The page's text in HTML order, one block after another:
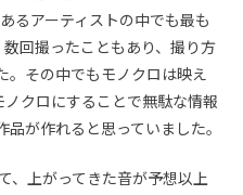
るアーティストの中でも最も
回撮ったこともあり、撮り方
。その中でもモノクロは映え
クロにすることで無駄な情報
が作れると思っていました。
、上がってきた音が予想以上